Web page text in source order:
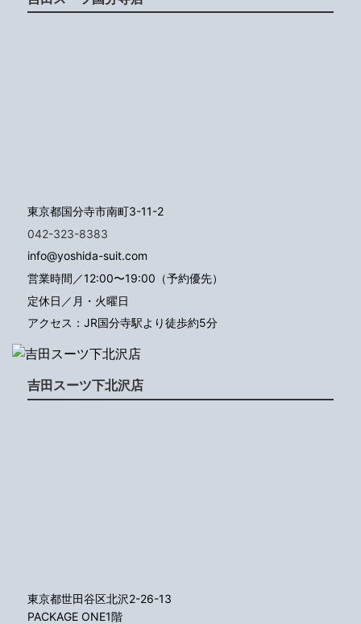
東京都国分寺市南町3-11-2
042-323-8383
info@yoshida-suit.com
営業時間／12:00〜19:00（予約優先）
定休日／月・火曜日
アクセス：JR国分寺駅より徒歩約5分
吉田スーツ下北沢店
東京都世田谷区北沢2-26-13
PACKAGE ONE1階